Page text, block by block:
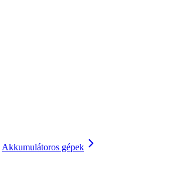
Akkumulátoros gépek